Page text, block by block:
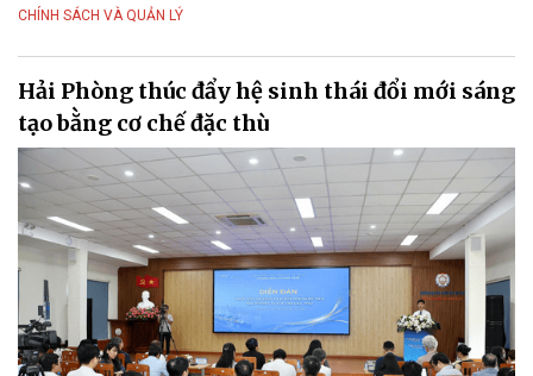
CHÍNH SÁCH VÀ QUẢN LÝ
Hải Phòng thúc đẩy hệ sinh thái đổi mới sáng
tạo bằng cơ chế đặc thù